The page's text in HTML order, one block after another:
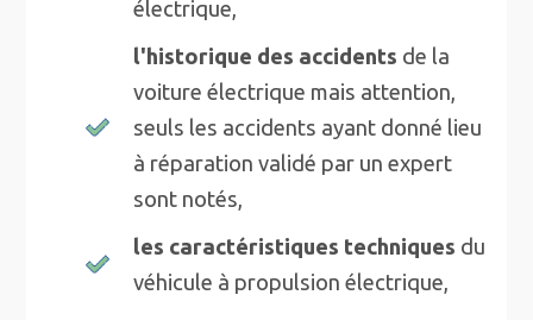
électrique,
l'historique des accidents de la
voiture électrique mais attention,
seuls les accidents ayant donné lieu
à réparation validé par un expert
sont notés,
les caractéristiques techniques du
véhicule à propulsion électrique,